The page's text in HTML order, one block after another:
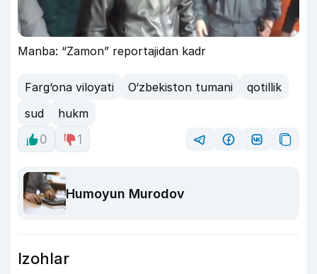
Manba: “Zamon” reportajidan kadr
Farg‘ona viloyati O‘zbekiston tumani
qotillik
sud
hukm
0
1
Humoyun Murodov
Izohlar